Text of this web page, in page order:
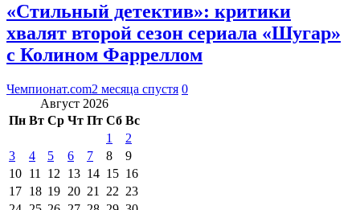
«Стильный детектив»: критики
хвалят второй сезон сериала «Шугар»
с Колином Фарреллом
Чемпионат.com2 месяца спустя 0
Август 2026
Пн Вт Ср Чт Пт Сб Вс
1
2
3
4 5 6 7 8
9
10 11 12 13 14 15 16
17 18 19 20 21 22 23